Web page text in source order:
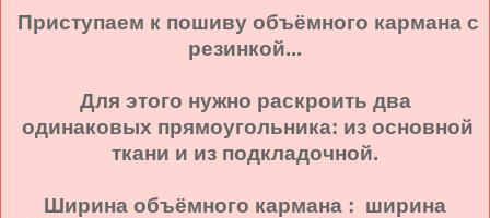
Приступаем к пошиву объёмного кармана с
резинкой...
Для этого нужно раскроить два
одинаковых прямоугольника: из основной
ткани и из подкладочной.
Ширина объёмного кармана : ширина